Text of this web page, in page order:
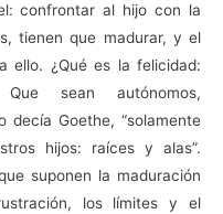
confrontar al hijo con la
tienen que madurar, y el
ello. ¿Qué es la felicidad:
sean autónomos,
decía Goethe, “solamente
hijos: raíces y alas”.
suponen la maduración
los límites y el